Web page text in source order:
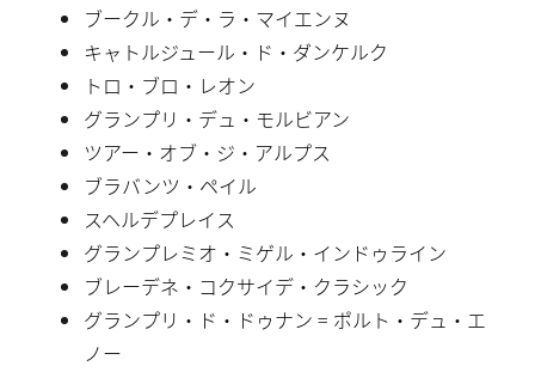
ブークル・デ・ラ・マイエンヌ
キャトルジュール・ド・ダンケルク
トロ・ブロ・レオン
グランプリ・デュ・モルビアン
ツアー・オブ・ジ・アルプス
ブラバンツ・ペイル
スヘルデプレイス
グランプレミオ・ミゲル・インドゥライン
ブレーデネ・コクサイデ・クラシック
グランプリ・ド・ドゥナン = ポルト・デュ・エ
ノー